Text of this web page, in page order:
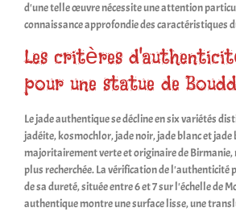
d'une telle œuvre nécessite une attention
connaissance approfondie des caractéristiques
Les critères
pour une statue de
Le jade authentique se décline en six variétés
jadéite, kosmochlor, jade noir, jade blanc et jade
majoritairement verte et originaire de Birmanie,
plus recherchée. La vérification de l'authenticité
de sa dureté, située entre 6 et 7 sur l'échelle de
authentique montre une surface lisse, une